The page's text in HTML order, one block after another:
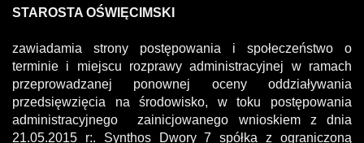
STAROSTA OŚWIĘCIMSKI
zawiadamia strony postępowania i społeczeństwo o
terminie i miejscu rozprawy administracyjnej w ramach
przeprowadzanej ponownej oceny oddziaływania
przedsięwzięcia na środowisko, w toku postępowania
administracyjnego zainicjowanego wnioskiem z dnia
21.05.2015 r:. Synthos Dwory 7 spółka z ograniczoną